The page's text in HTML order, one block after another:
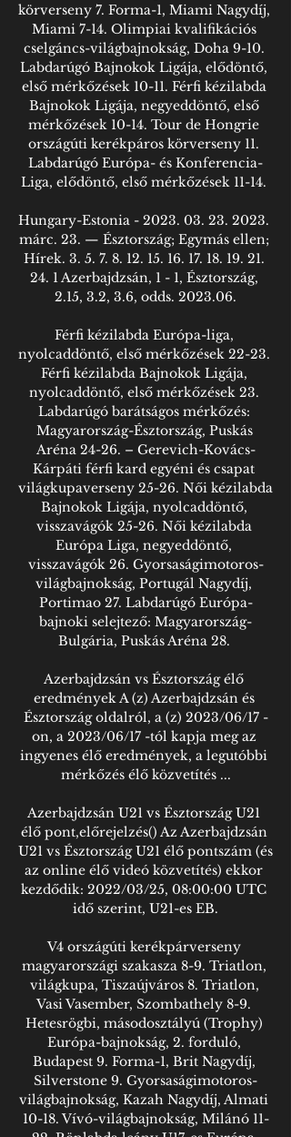
körverseny 7. Forma-1, Miami Nagydíj,
Miami 7-14. Olimpiai kvalifikációs
cselgáncs-világbajnokság, Doha 9-10.
Labdarúgó Bajnokok Ligája, elődöntő,
első mérkőzések 10-11. Férfi kézilabda
Bajnokok Ligája, negyeddöntő, első
mérkőzések 10-14. Tour de Hongrie
országúti kerékpáros körverseny 11.
Labdarúgó Európa- és Konferencia-
Liga, elődöntő, első mérkőzések 11-14.
Hungary-Estonia - 2023. 03. 23. 2023.
márc. 23. — Észtország; Egymás ellen;
Hírek. 3. 5. 7. 8. 12. 15. 16. 17. 18. 19. 21.
24. 1 Azerbajdzsán, 1 - 1, Észtország,
2.15, 3.2, 3.6, odds. 2023.06.
Férfi kézilabda Európa-liga,
nyolcaddöntő, első mérkőzések 22-23.
Férfi kézilabda Bajnokok Ligája,
nyolcaddöntő, első mérkőzések 23.
Labdarúgó barátságos mérkőzés:
Magyarország-Észtország, Puskás
Aréna 24-26. – Gerevich-Kovács-
Kárpáti férfi kard egyéni és csapat
világkupaverseny 25-26. Női kézilabda
Bajnokok Ligája, nyolcaddöntő,
visszavágók 25-26. Női kézilabda
Európa Liga, negyeddöntő,
visszavágók 26. Gyorsaságimotoros-
világbajnokság, Portugál Nagydíj,
Portimao 27. Labdarúgó Európa-
bajnoki selejtező: Magyarország-
Bulgária, Puskás Aréna 28.
Azerbajdzsán vs Észtország élő
eredmények A (z) Azerbajdzsán és
Észtország oldalról, a (z) 2023/06/17 -
on, a 2023/06/17 -tól kapja meg az
ingyenes élő eredmények, a legutóbbi
mérkőzés élő közvetítés ...
Azerbajdzsán U21 vs Észtország U21
élő pont,előrejelzés() Az Azerbajdzsán
U21 vs Észtország U21 élő pontszám (és
az online élő videó közvetítés) ekkor
kezdődik: 2022/03/25, 08:00:00 UTC
idő szerint, U21-es EB.
V4 országúti kerékpárverseny
magyarországi szakasza 8-9. Triatlon,
világkupa, Tiszaújváros 8. Triatlon,
Vasi Vasember, Szombathely 8-9.
Hetesrögbi, másodosztályú (Trophy)
Európa-bajnokság, 2. forduló,
Budapest 9. Forma-1, Brit Nagydíj,
Silverstone 9. Gyorsaságimotoros-
világbajnokság, Kazah Nagydíj, Almati
10-18. Vívó-világbajnokság, Milánó 11-